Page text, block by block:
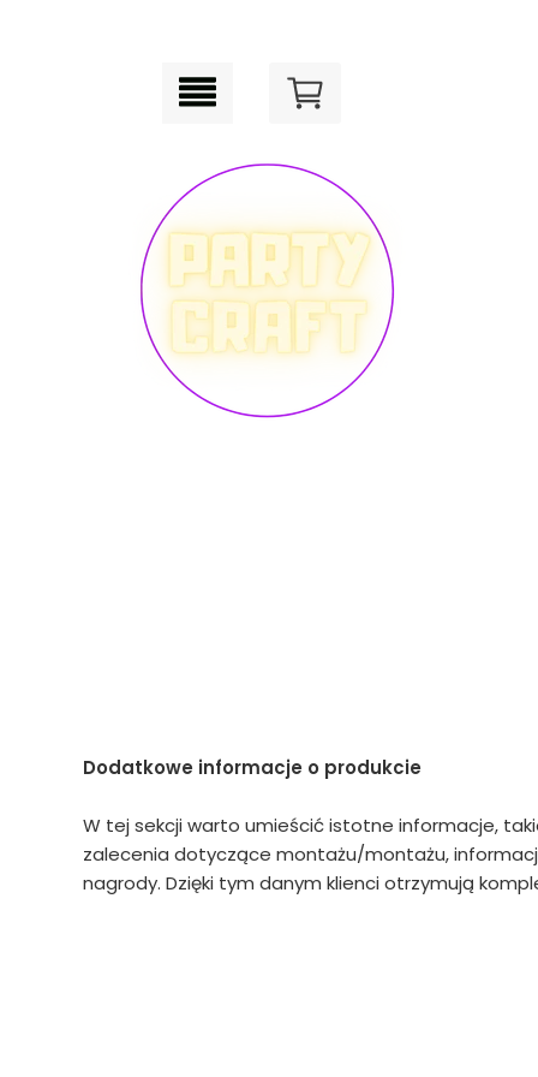
Dodatkowe informacje o produkcie
W tej sekcji warto umieścić istotne informacje,
zalecenia dotyczące montażu/montażu,
nagrody. Dzięki tym danym klienci otrzymują